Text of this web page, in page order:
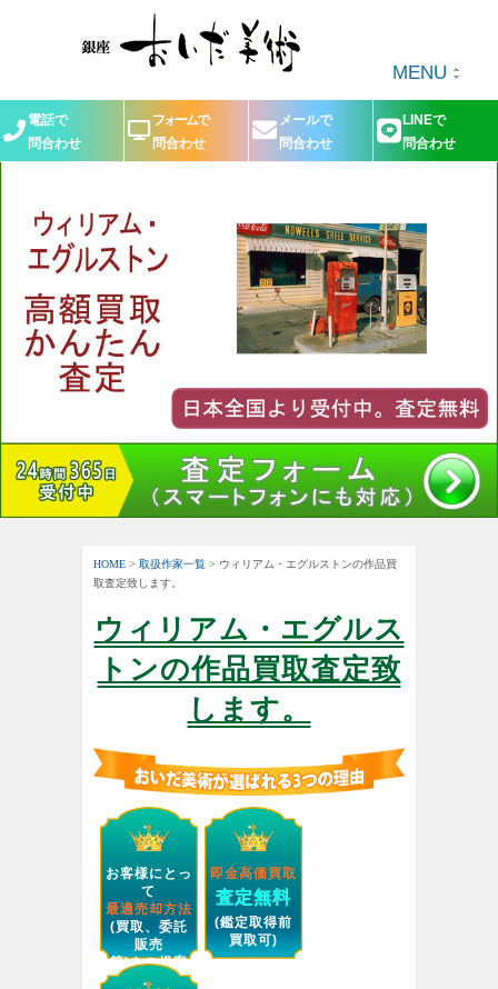
MENU
電話で
問合わせ
フォームで
問合わせ
メールで
問合わせ
LINEで
問合わせ
HOME > 取扱作家一覧 > ウィリアム・エグルストンの作品買
取査定致します。
ウィリアム・エグルス
トンの作品買取査定致
します。
お客様にとっ
て
最適売却方法
(買取、委託
販売
等)をご提案
します。
即金高価買取
査定無料
(鑑定取得前
買取可)